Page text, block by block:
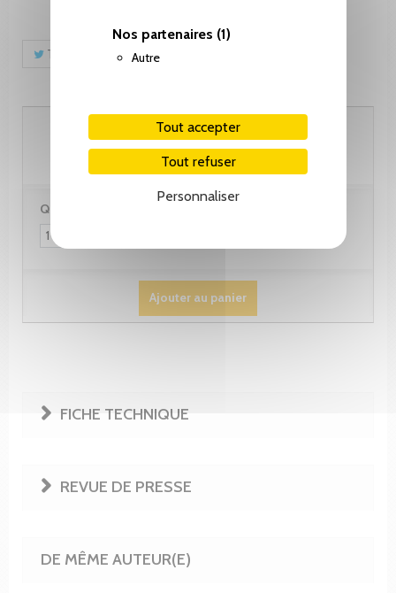
Nos partenaires (1)
Autre
Tout accepter
Tout refuser
Personnaliser
Tweet Partager
32.00 CHF
Quantité :
Ajouter au panier
FICHE TECHNIQUE
REVUE DE PRESSE
DE MÊME AUTEUR(E)